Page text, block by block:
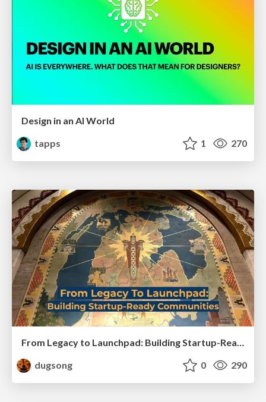
Design in an AI World
tapps
1 270
dugsong
0 290